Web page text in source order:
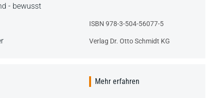
- bewusst
ISBN 978-3-504-56077-5
Verlag Dr. Otto Schmidt KG
Mehr erfahren